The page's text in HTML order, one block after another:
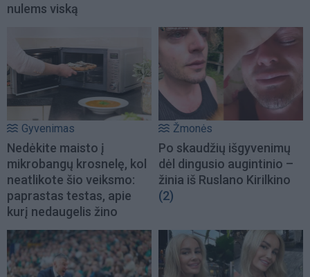
nulems viską
Gyvenimas
Nedėkite maisto į
mikrobangų krosnelę, kol
neatlikote šio veiksmo:
paprastas testas, apie
kurį nedaugelis žino
Žmonės
Po skaudžių išgyvenimų
dėl dingusio augintinio –
žinia iš Ruslano Kirilkino
(2)